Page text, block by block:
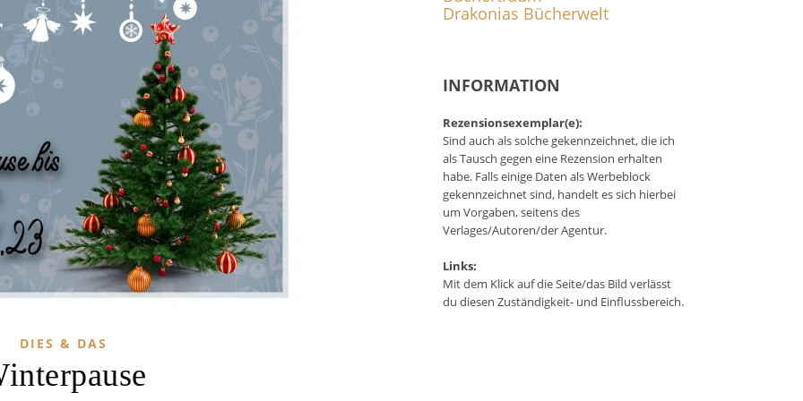
DIES & DAS
Drakonias Bücherwelt
INFORMATION
Rezensionsexemplar(e):
Sind auch als solche gekennzeichnet, die ich
als Tausch gegen eine Rezension erhalten
habe. Falls einige Daten als Werbeblock
gekennzeichnet sind, handelt es sich hierbei
um Vorgaben, seitens des
Verlages/Autoren/der Agentur.
Links:
Mit dem Klick auf die Seite/das Bild verlässt
du diesen Zuständigkeit- und Einflussbereich.